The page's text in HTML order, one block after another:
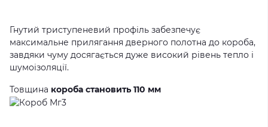
Гнутий триступеневий профіль забезпечує
максимальне прилягання дверного полотна до короба,
завдяки чуму досягається дуже високий рівень тепло і
шумоізоляції.
Товщина короба становить 110 мм